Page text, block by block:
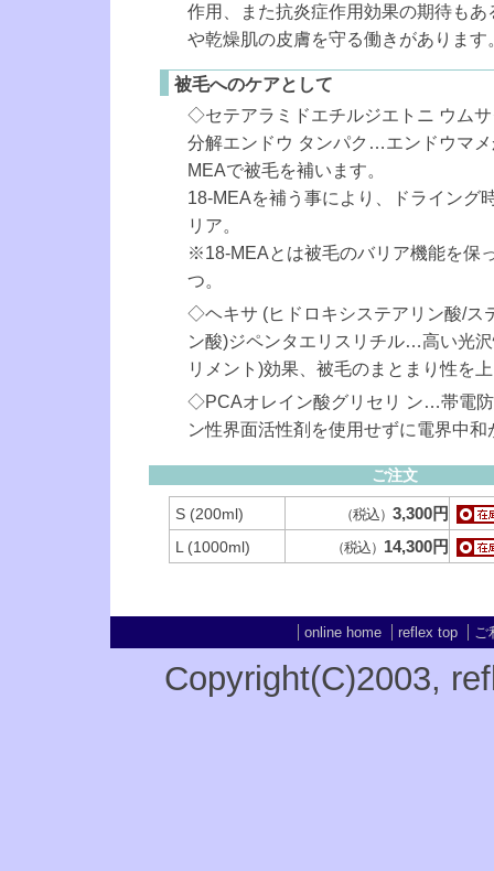
作用、また抗炎症作用効果の期待もあ
や乾燥肌の皮膚を守る働きがあります
被毛へのケアとして
◇セテアラミドエチルジエトニ ウム
分解エンドウ タンパク…エンドウマ
MEAで被毛を補います。
18-MEAを補う事により、ドライング
リア。
※18-MEAとは被毛のバリア機能を保
つ。
◇ヘキサ (ヒドロキシステアリン酸/ス
ン酸)ジペンタエリスリチル…高い光
リメント)効果、被毛のまとまり性を
◇PCAオレイン酸グリセリ ン…帯電
ン性界面活性剤を使用せずに電界中和
ご注文
S (200ml) （税込） 3,300円
L (1000ml) （税込） 14,300円
online home reflex top ご
Copyright(C)2003,